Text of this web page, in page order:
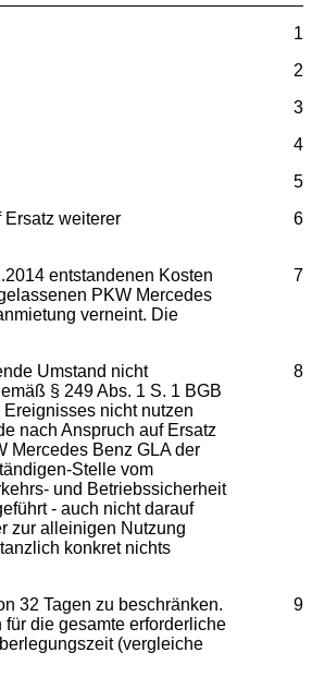
1
2
3
4
5
6
weiterer
7
entstandenen Kosten
PKW Mercedes
verneint. Die
8
Umstand nicht
§ 249 Abs. 1 S. 1 BGB
nicht nutzen
nach Anspruch auf Ersatz
Mercedes Benz GLA der
Stelle vom
und Betriebssicherheit
- auch nicht darauf
zur alleinigen Nutzung
konkret nichts
9
32 Tagen zu beschränken.
die gesamte erforderliche
(vergleiche